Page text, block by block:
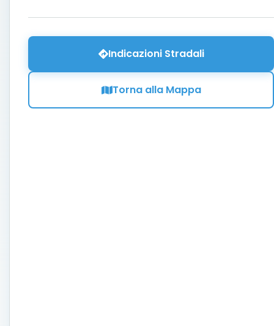
Indicazioni Stradali
Torna alla Mappa